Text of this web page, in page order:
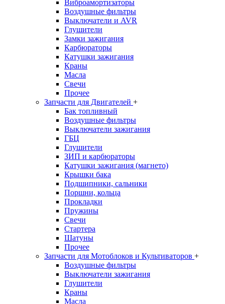
Виброамортизаторы
Воздушные фильтры
Выключатели и AVR
Глушители
Замки зажигания
Карбюраторы
Катушки зажигания
Краны
Масла
Свечи
Прочее
Запчасти для Двигателей +
Бак топливный
Воздушные фильтры
Выключатели зажигания
ГБЦ
Глушители
ЗИП и карбюраторы
Катушки зажигания (магнето)
Крышки бака
Подшипники, сальники
Поршни, кольца
Прокладки
Пружины
Свечи
Стартера
Шатуны
Прочее
Запчасти для Мотоблоков и Культиваторов +
Воздушные фильтры
Выключатели зажигания
Глушители
Краны
Масла